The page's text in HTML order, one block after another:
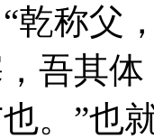
乾称父
吾其
。”也